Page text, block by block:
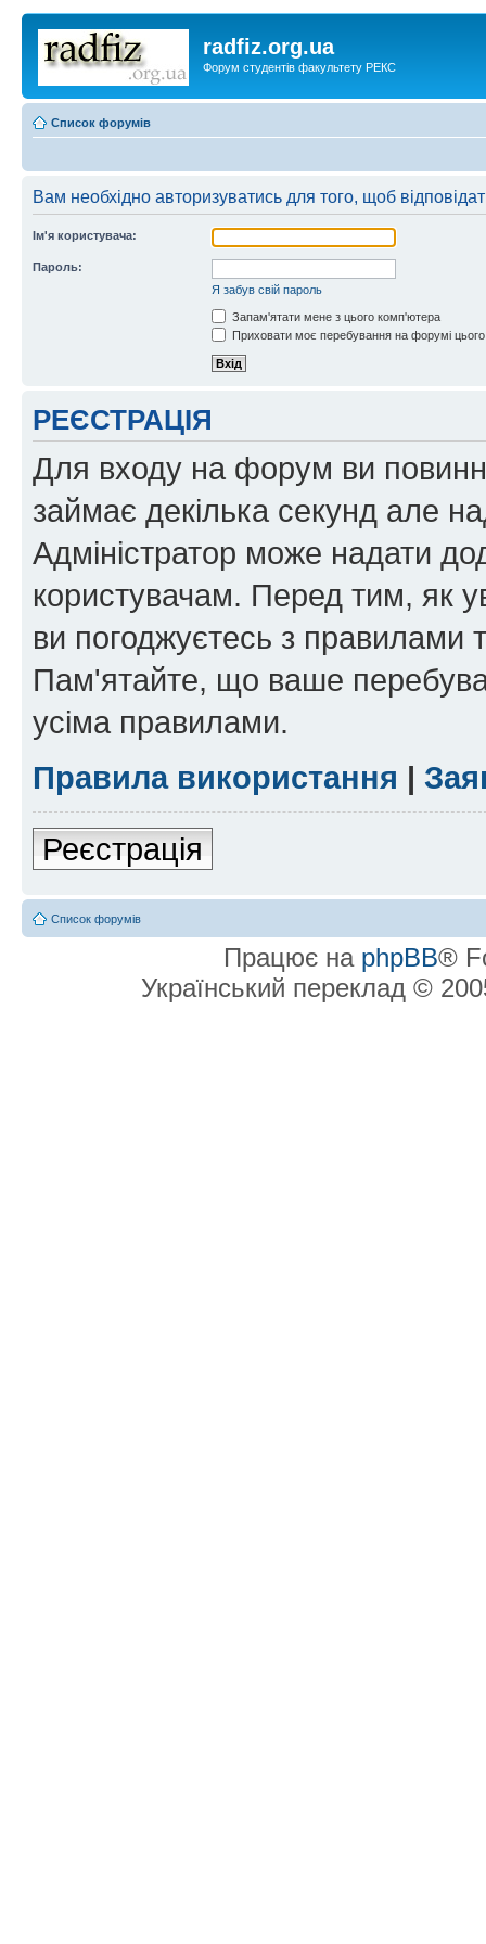
radfiz.org.ua
Форум студентів факультету РЕКС
Список форумів
Вам необхідно авторизуватись для того, щоб
Ім'я користувача:
Пароль:
Я забув свій пароль
Запам'ятати мене з цього комп'ютера
Приховати моє перебування на форумі
РЕЄСТРАЦІЯ
Для входу на форум ви
займає декілька секунд але
Адміністратор може надати
користувачам. Перед тим, як
ви погоджуєтесь з правилами
Пам'ятайте, що ваше
усіма правилами.
Правила використання |
Реєстрація
Список форумів
Працює на phpBB®
Український переклад ©